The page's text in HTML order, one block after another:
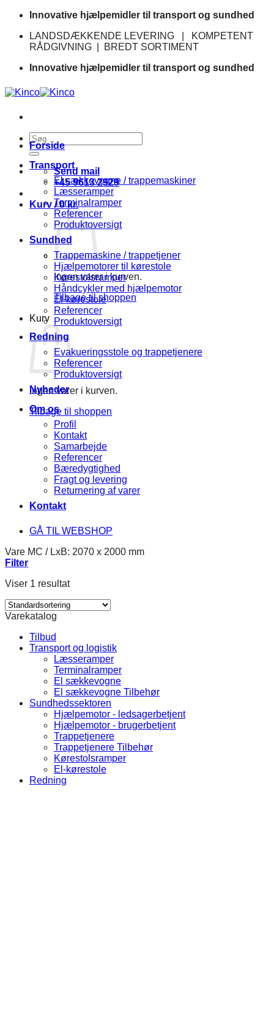
Fortsæt
indhold
Innovative hjælpemidler til transport og sundhed
LANDSDÆKKENDE LEVERING | KOMPETENT
RÅDGIVNING | BREDT SORTIMENT
Innovative hjælpemidler til transport og sundhed
Søg
efter:
Send mail
+45 9613 2929
Kurv /0kr.
Ingen varer i kurven.
Tilbage til shoppen
Kurv
Ingen varer i kurven.
Tilbage til shoppen
Forside
Transport
El sækkevogne / trappemaskiner
Læsseramper
Terminalramper
Referencer
Produktoversigt
Sundhed
Trappemaskine / trappetjener
Hjælpemotorer til kørestole
Kørestolsramper
Håndcykler med hjælpemotor
El-kørestole
Referencer
Produktoversigt
Redning
Evakueringsstole og trappetjenere
Referencer
Produktoversigt
Nyheder
Om os
Profil
Kontakt
Samarbejde
Referencer
Bæredygtighed
Fragt og levering
Returnering af varer
Kontakt
GÅ TIL WEBSHOP
Vare MC /LxB: 2070 x 2000 mm
Filter
Viser 1 resultat
Varekatalog
Tilbud
Transport og logistik
Læsseramper
Terminalramper
El sækkevogne
El sækkevogne Tilbehør
Sundhedssektoren
Hjælpemotor - ledsagerbetjent
Hjælpemotor - brugerbetjent
Trappetjenere
Trappetjenere Tilbehør
Kørestolsramper
El-kørestole
Redning